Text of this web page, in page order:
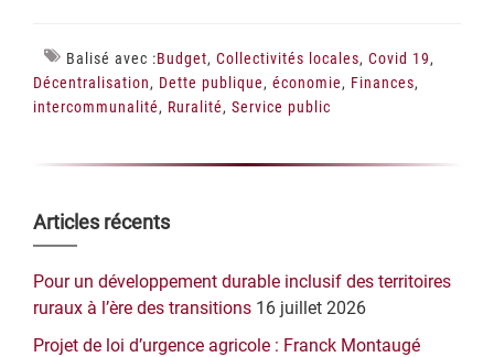
Balisé avec :Budget, Collectivités locales, Covid 19,
Décentralisation, Dette publique, économie, Finances,
intercommunalité, Ruralité, Service public
Barre
latérale
principale
Articles récents
Pour un développement durable inclusif des territoires
ruraux à l’ère des transitions 16 juillet 2026
Projet de loi d’urgence agricole : Franck Montaugé